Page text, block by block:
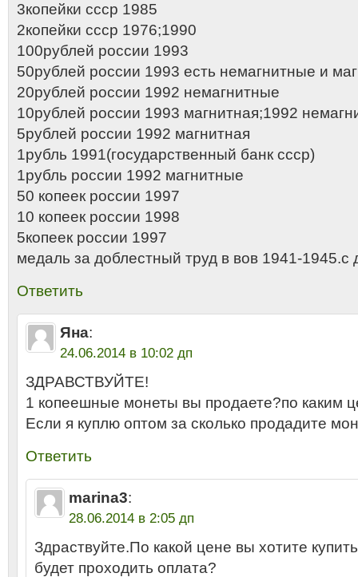
3копейки ссср 1985
2копейки ссср 1976;1990
100рублей россии 1993
50рублей россии 1993 есть немагнитные и
20рублей россии 1992 немагнитные
10рублей россии 1993 магнитная;1992
5рублей россии 1992 магнитная
1рубль 1991(государственный банк ссср)
1рубль россии 1992 магнитные
50 копеек россии 1997
10 копеек россии 1998
5копеек россии 1997
медаль за доблестный труд в вов 1941-1945.с
Ответить
Яна:
24.06.2014 в 10:02 дп
ЗДРАВСТВУЙТЕ!
1 копеешные монеты вы продаете?по каким
Если я куплю оптом за сколько продадите
Ответить
marina3:
28.06.2014 в 2:05 дп
Здраствуйте.По какой цене вы хотите
будет проходить оплата?